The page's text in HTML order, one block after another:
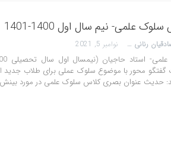
علمی- نیم سال اول 1400-1401
اصغر صادقیان رنانی نوامبر 5, 2021
محور با موضوع سلوک عملی برای طلاب جدید
حدیث عنوان بصری کلاس سلوک علمی در مورد